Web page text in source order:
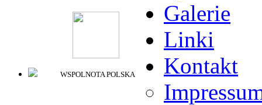
WSPOLNOTA POLSKA
Galerie
Linki
Kontakt